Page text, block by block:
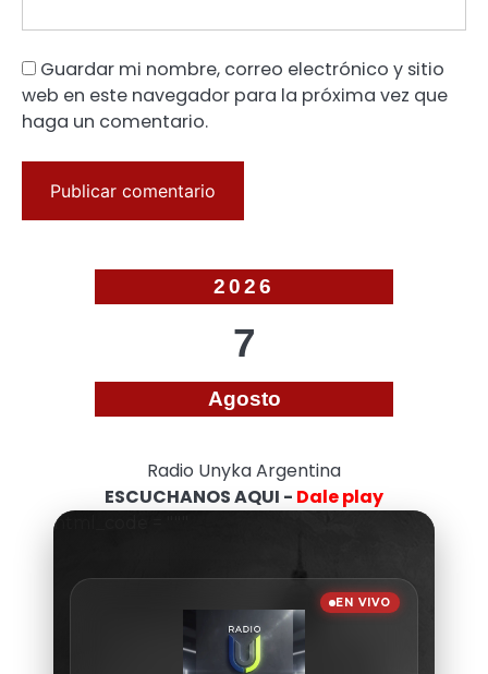
Guardar mi nombre, correo electrónico y sitio
web en este navegador para la próxima vez que
haga un comentario.
2026
7
Agosto
Radio Unyka Argentina
ESCUCHANOS AQUI - Dale play